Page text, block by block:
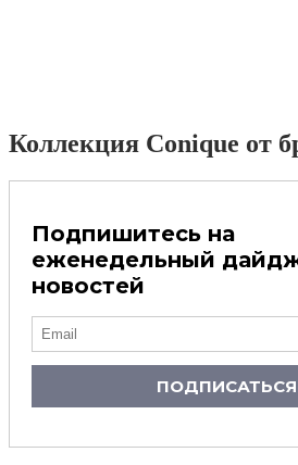
Коллекция Conique от
Подпишитесь на
еженедельный
новостей
ПОДПИСАТЬСЯ